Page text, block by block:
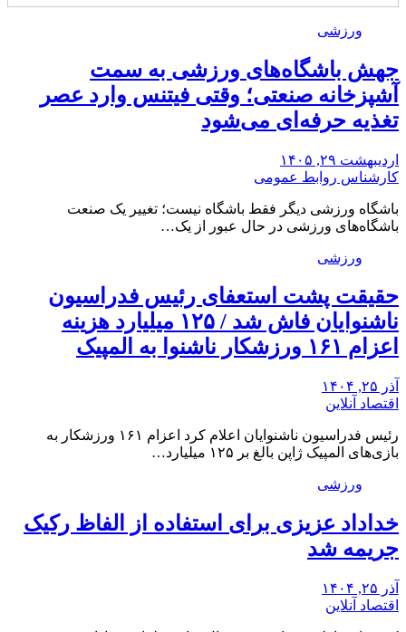
ورزشی
جهش باشگاه‌های ورزشی به سمت
آشپزخانه صنعتی؛ وقتی فیتنس وارد عصر
تغذیه حرفه‌ای می‌شود
اردیبهشت ۲۹, ۱۴۰۵
کارشناس روابط عمومی
باشگاه ورزشی دیگر فقط باشگاه نیست؛ تغییر یک صنعت
باشگاه‌های ورزشی در حال عبور از یک…
ورزشی
حقیقت پشت استعفای رئیس فدراسیون
ناشنوایان فاش شد / ۱۲۵ میلیارد هزینه
اعزام ۱۶۱ ورزشکار ناشنوا به المپیک
آذر ۲۵, ۱۴۰۴
اقتصاد آنلاین
رئیس فدراسیون ناشنوایان اعلام کرد اعزام ۱۶۱ ورزشکار به
بازی‌های المپیک ژاپن بالغ بر ۱۲۵ میلیارد…
ورزشی
خداداد عزیزی برای استفاده از الفاظ رکیک
جریمه شد
آذر ۲۵, ۱۴۰۴
اقتصاد آنلاین